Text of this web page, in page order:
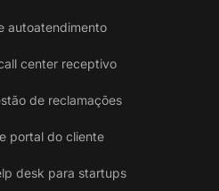
autoatendimento
center receptivo
de reclamações
portal do cliente
desk para startups